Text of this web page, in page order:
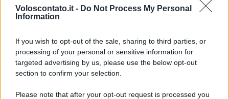
Voloscontato.it - Do Not Process My Personal
Information
If you wish to opt-out of the sale, sharing to third parties, or
processing of your personal or sensitive information for
targeted advertising by us, please use the below opt-out
section to confirm your selection.
Please note that after your opt-out request is processed you
SAGRE ED EVENTI